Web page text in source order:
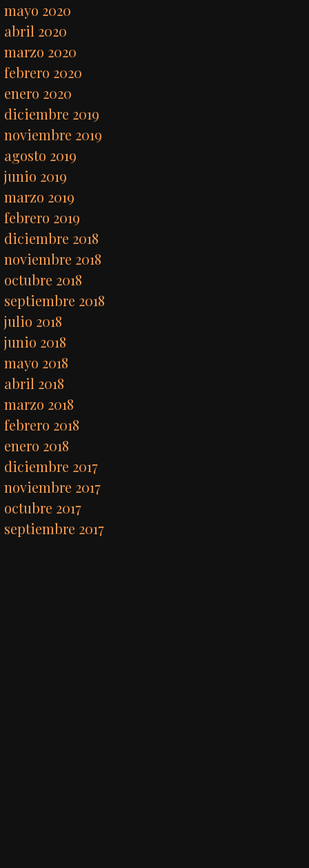
mayo 2020
abril 2020
marzo 2020
febrero 2020
enero 2020
diciembre 2019
noviembre 2019
agosto 2019
junio 2019
marzo 2019
febrero 2019
diciembre 2018
noviembre 2018
octubre 2018
septiembre 2018
julio 2018
junio 2018
mayo 2018
abril 2018
marzo 2018
febrero 2018
enero 2018
diciembre 2017
noviembre 2017
octubre 2017
septiembre 2017